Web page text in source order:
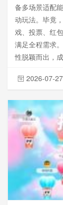
备多场景适配
动玩法。毕竟
戏、投票、红
满足全程需求
性脱颖而出，
2026-07-27